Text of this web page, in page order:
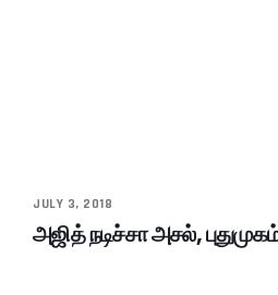
JULY 3, 2018
அஜித் நடிச்சா அசல்,